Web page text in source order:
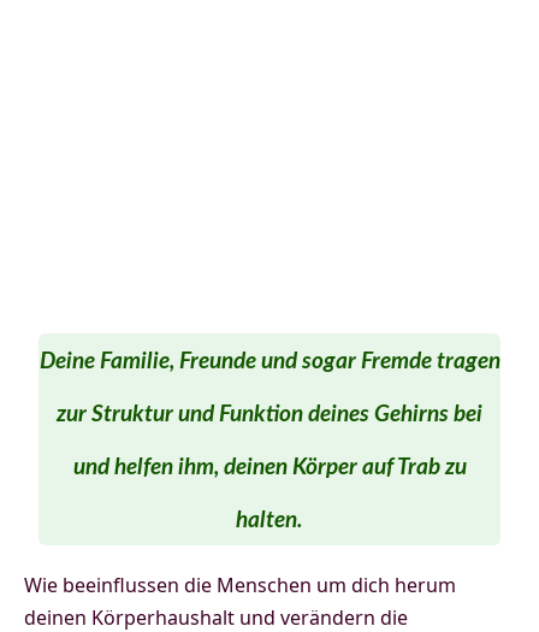
Deine Familie, Freunde und sogar Fremde tragen
zur Struktur und Funktion deines Gehirns bei
und helfen ihm, deinen Körper auf Trab zu
halten.
Wie beeinflussen die Menschen um dich herum
deinen Körperhaushalt und verändern die